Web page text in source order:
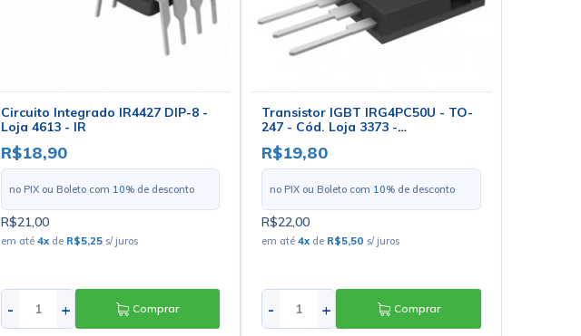
Circuito Integrado IR4427 DIP-8 -
Loja 4613 - IR
R$18,90
no PIX ou Boleto com 10% de desconto
R$21,00
em até 4xde R$5,25s/ juros
- + Comprar
Transistor IGBT IRG4PC50U - TO-
247 - Cód. Loja 3373 -
International Rectifier
R$19,80
no PIX ou Boleto com 10% de desconto
R$22,00
em até4x de R$5,50 s/ juros
- + Comprar